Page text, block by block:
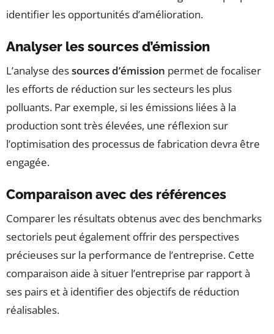
identifier les opportunités d’amélioration.
Analyser les sources d’émission
L’analyse dessources d’émission permet de focaliser
les efforts de réduction sur les secteurs les plus
polluants. Par exemple, si les émissions liées à la
production sont très élevées, une réflexion sur
l’optimisation des processus de fabrication devra être
engagée.
Comparaison avec des références
Comparer les résultats obtenus avec des benchmarks
sectoriels peut également offrir des perspectives
précieuses sur la performance de l’entreprise. Cette
comparaison aide à situer l’entreprise par rapport à
ses pairs et à identifier des objectifs de réduction
réalisables.